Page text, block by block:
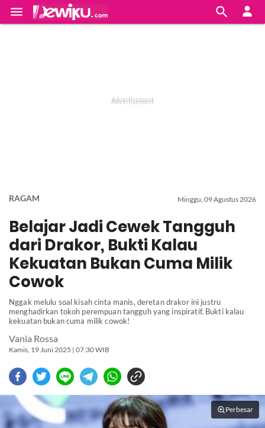
 
RAGAM Minggu, 09 Agustus 2026
Belajar Jadi Cewek Tangguh
dari Drakor, Bukti Kalau
Kekuatan Bukan Cuma Milik
Cowok
Nggak melulu soal kisah cinta manis, deretan drakor ini justru
menghadirkan tokoh perempuan tangguh yang inspiratif. Bukti kalau
kekuatan bukan cuma milik cowok!
Vania Rossa
Kamis, 19 Juni 2025 | 07:30 WIB
Perbesar